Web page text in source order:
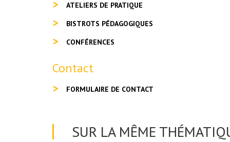
ATELIERS DE PRATIQUE
BISTROTS PÉDAGOGIQUES
CONFÉRENCES
Contact
FORMULAIRE DE CONTACT
SUR LA MÊME